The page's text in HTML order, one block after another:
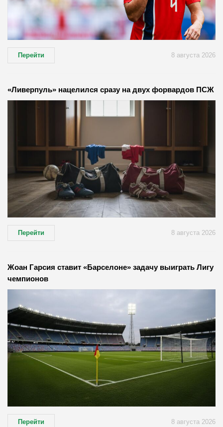
Перейти 8 августа 2026
«Ливерпуль» нацелился сразу на двух форвардов ПСЖ
Перейти 8 августа 2026
Жоан Гарсия ставит «Барселоне» задачу выиграть Лигу
чемпионов
Перейти 8 августа 2026